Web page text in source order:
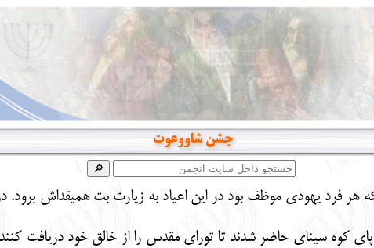
جشن شاووعوت
كوه سيناي حاضر شدند تا توراي مقدس را از خالق خود دريافت